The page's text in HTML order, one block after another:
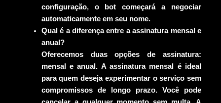
configuração, o bot começará a negociar
automaticamente em seu nome.
Qual é a diferença entre a assinatura mensal e
anual?
Oferecemos duas opções de assinatura:
mensal e anual. A assinatura mensal é ideal
para quem deseja experimentar o serviço sem
compromissos de longo prazo. Você pode